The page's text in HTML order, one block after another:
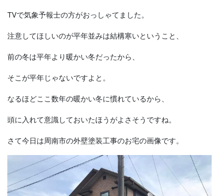
TVで気象予報士の方がおっしゃてました。
注意してほしいのが平年並みは結構寒いということ、
前の冬は平年より暖かい冬だったから、
そこが平年じゃないですよと。
なるほどここ数年の暖かい冬に慣れているから、
頭に入れて意識しておいたほうがよさそうですね。
さて今日は周南市の外壁塗装工事のお宅の画像です。